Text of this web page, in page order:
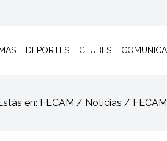
DEPORTES CLUBES
en: FECAM / Noticias /